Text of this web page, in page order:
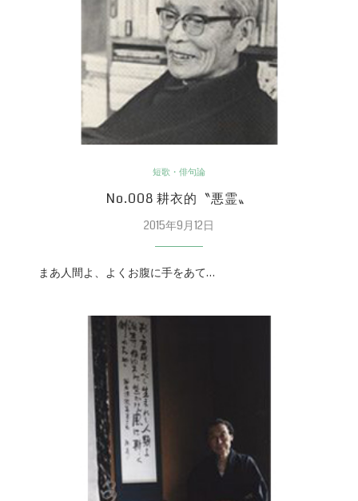
短歌・俳句論
No.008 耕衣的〝悪霊〟
2015年9月12日
まあ人間よ、よくお腹に手をあて…